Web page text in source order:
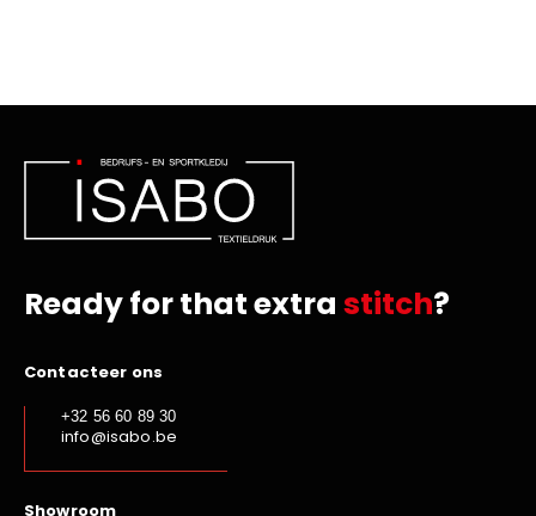
Ready for that extra stitch?
Contacteer ons
+32 56 60 89 30
info@isabo.be
Showroom